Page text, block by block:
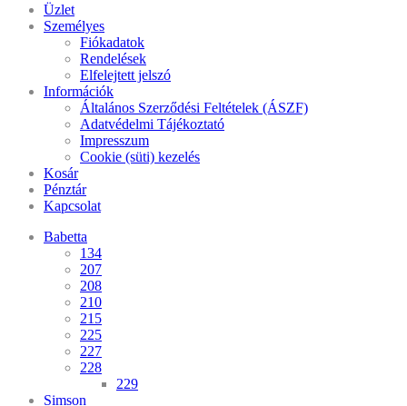
Üzlet
Személyes
Fiókadatok
Rendelések
Elfelejtett jelszó
Információk
Általános Szerződési Feltételek (ÁSZF)
Adatvédelmi Tájékoztató
Impresszum
Cookie (süti) kezelés
Kosár
Pénztár
Kapcsolat
Babetta
134
207
208
210
215
225
227
228
229
Simson